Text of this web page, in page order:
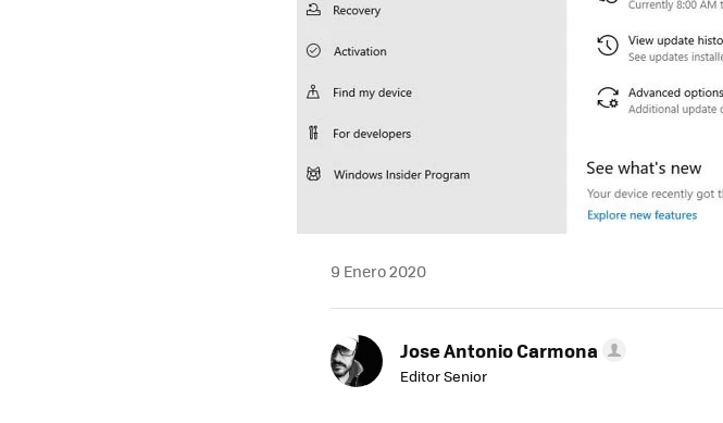
9 Enero 2020
Jose Antonio Carmona
Editor Senior